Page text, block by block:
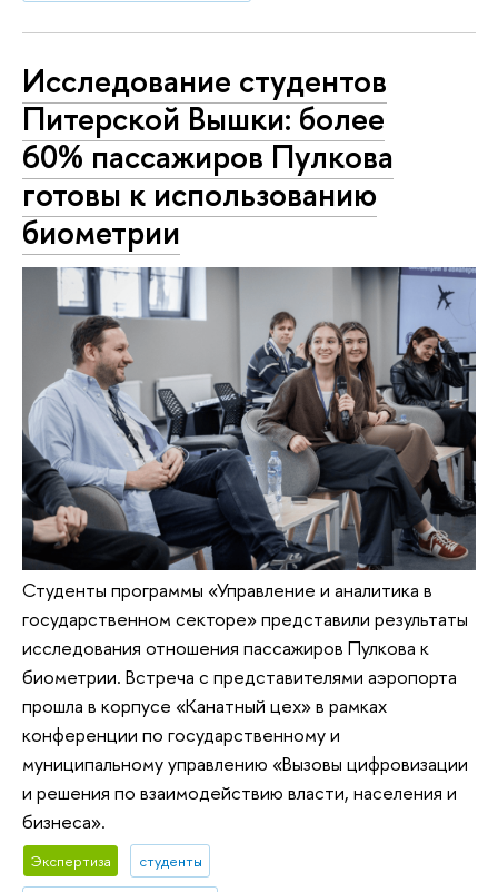
Исследование студентов
Питерской Вышки: более
60% пассажиров Пулкова
готовы к использованию
биометрии
Студенты программы «Управление и аналитика в
государственном секторе» представили результаты
исследования отношения пассажиров Пулкова к
биометрии. Встреча с представителями аэропорта
прошла в корпусе «Канатный цех» в рамках
конференции по государственному и
муниципальному управлению «Вызовы цифровизации
и решения по взаимодействию власти, населения и
бизнеса».
Экспертиза студенты